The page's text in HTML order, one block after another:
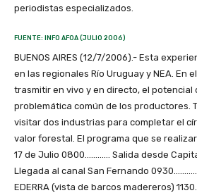
periodistas especializados.
FUENTE: INFO AFOA (JULIO 2006)
BUENOS AIRES (12/7/2006).- Esta
en las regionales Río Uruguay y NEA. En
trasmitir en vivo y en directo, el potencial
problemática común de los productores.
visitar dos industrias para completar el
valor forestal. El programa que se
17 de Julio 0800………… Salida desde
Llegada al canal San Fernando
EDERRA (vista de barcos madereros)